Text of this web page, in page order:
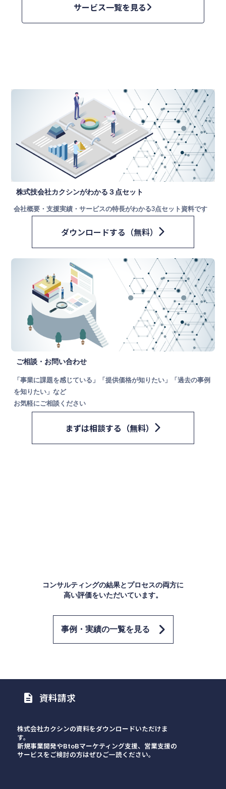
サービス一覧を見る
株式技会社カクシンがわかる３点セット
会社概要・支援実績・サービスの特長がわかる3点セット資料です
ダウンロードする（無料）
ご相談・お問い合わせ
「事業に課題を感じている」「提供価格が知りたい」「過去の事例
を知りたい」など
お気軽にご相談ください
まずは相談する（無料）
コンサルティングの結果とプロセスの両方に
高い評価をいただいています。
事例・実績の一覧を見る
description 資料請求
株式会社カクシンの資料をダウンロードいただけま
す。
新規事業開発やBtoBマーケティング支援、営業支援の
サービスをご検討の方はぜひご一読ください。